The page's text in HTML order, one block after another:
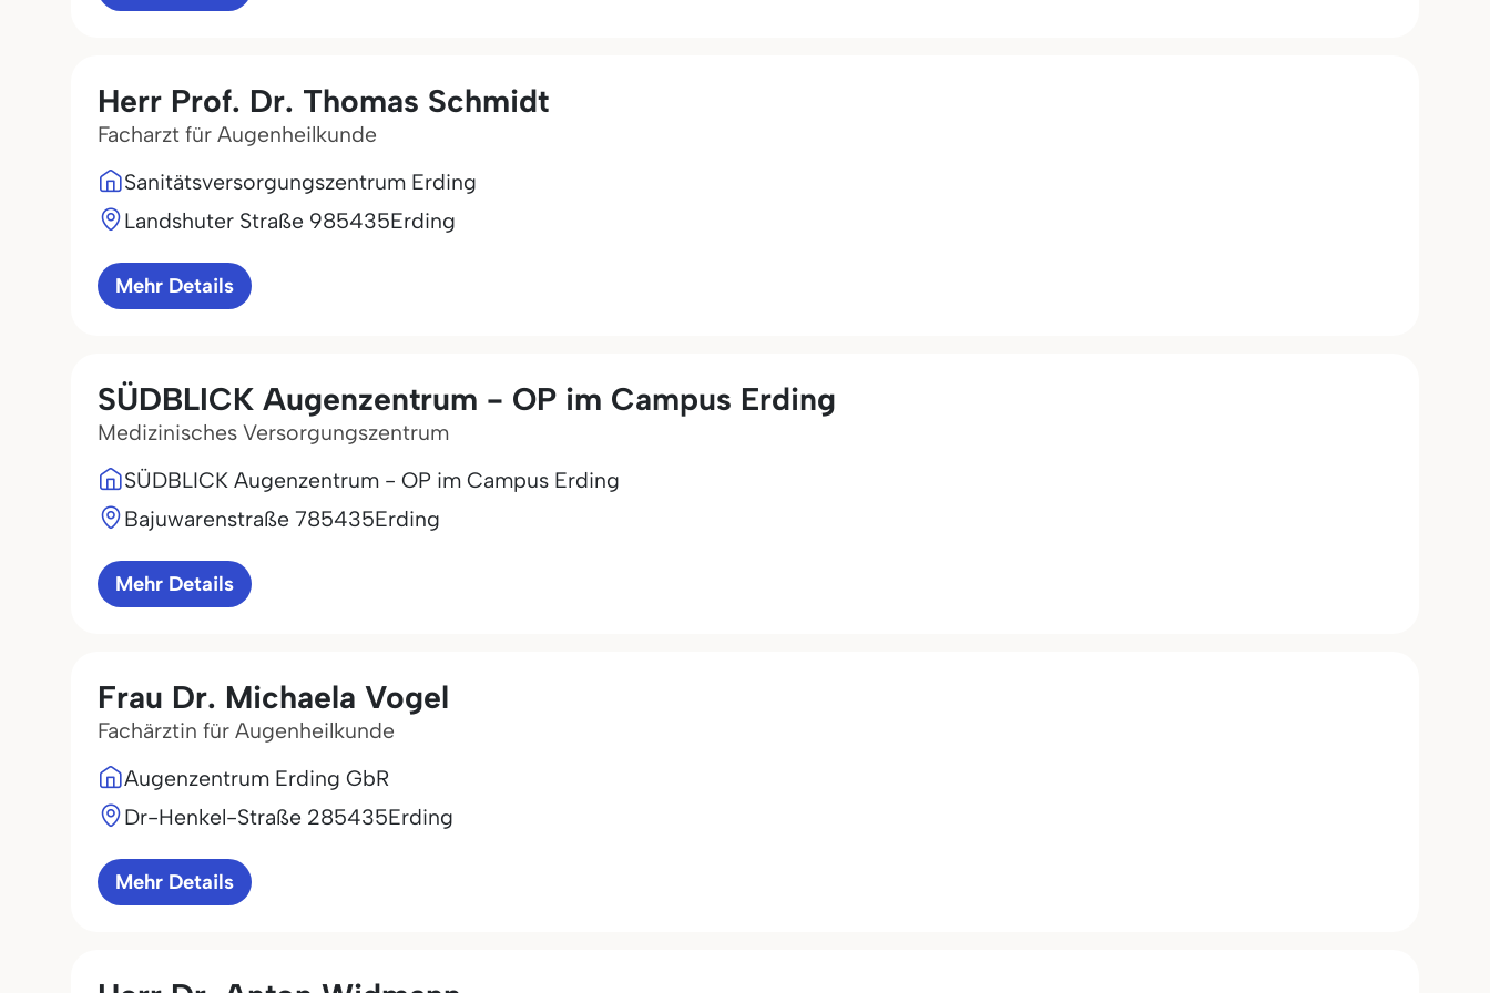
Herr Prof. Dr. Thomas Schmidt
Facharzt für Augenheilkunde
Sanitätsversorgungszentrum Erding
Landshuter Straße 985435Erding
Mehr Details
SÜDBLICK Augenzentrum - OP im Campus Erding
Medizinisches Versorgungszentrum
SÜDBLICK Augenzentrum - OP im Campus Erding
Bajuwarenstraße 785435Erding
Mehr Details
Frau Dr. Michaela Vogel
Fachärztin für Augenheilkunde
Augenzentrum Erding GbR
Dr-Henkel-Straße 285435Erding
Mehr Details